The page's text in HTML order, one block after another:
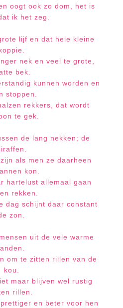
oogt ook zo dom, het is
ik het zeg.
lijf en dat hele kleine
nek en veel te grote,
bek.
kunnen worden en
stoppen.
rekkers, dat wordt
te gek.
de lang nekken; de
als men ze daarheen
kon.
hartelust allemaal gaan
rekken.
dag schijnt daar constant
zon.
uit de vele warme
om te zitten rillen van de
kou.
maar blijven wel rustig
rillen.
en beter voor hen